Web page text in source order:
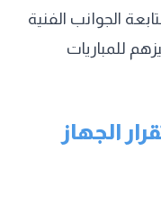
الجوانب الفنية
للمباريات
الجهاز